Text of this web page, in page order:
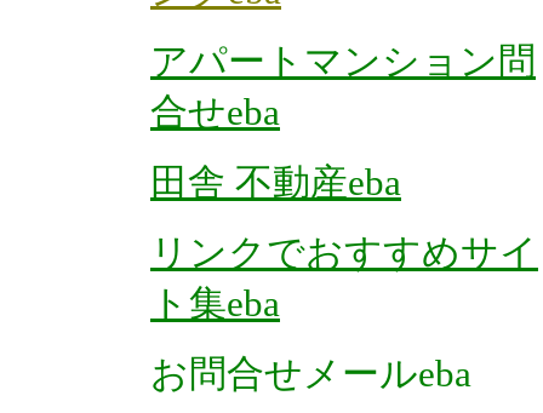
アパートマンション問
合せeba
田舎 不動産eba
リンクでおすすめサイ
ト集eba
お問合せメールeba